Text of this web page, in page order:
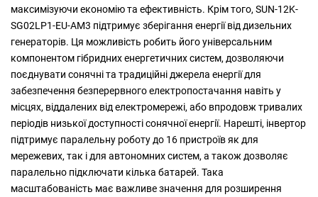
максимізуючи економію та ефективність. Крім того, SUN-12K-
SG02LP1-EU-AM3 підтримує зберігання енергії від дизельних
генераторів. Ця можливість робить його універсальним
компонентом гібридних енергетичних систем, дозволяючи
поєднувати сонячні та традиційні джерела енергії для
забезпечення безперервного електропостачання навіть у
місцях, віддалених від електромережі, або впродовж тривалих
періодів низької доступності сонячної енергії. Нарешті, інвертор
підтримує паралельну роботу до 16 пристроїв як для
мережевих, так і для автономних систем, а також дозволяє
паралельно підключати кілька батарей. Така
масштабованість має важливе значення для розширення